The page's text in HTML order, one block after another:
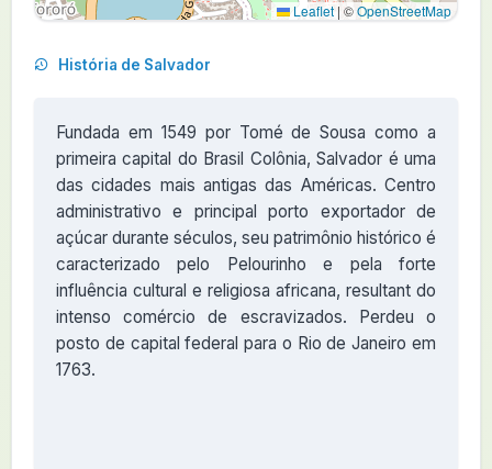
Leaflet| ©OpenStreetMap
História de Salvador
Fundada em 1549 por Tomé de Sousa como a
primeira capital do Brasil Colônia, Salvador é uma
das cidades mais antigas das Américas. Centro
administrativo e principal porto exportador de
açúcar durante séculos, seu patrimônio histórico é
caracterizado pelo Pelourinho e pela forte
influência cultural e religiosa africana, resultant do
intenso comércio de escravizados. Perdeu o
posto de capital federal para o Rio de Janeiro em
1763.